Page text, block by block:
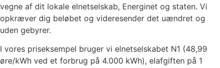
vegne af dit lokale elnetselskab, Energinet og staten. Vi
opkræver dig beløbet og videresender det uændret og
uden gebyrer.
I vores priseksempel bruger vi elnetselskabet N1 (48,99
øre/kWh ved et forbrug på 4.000 kWh), elafgiften på 1